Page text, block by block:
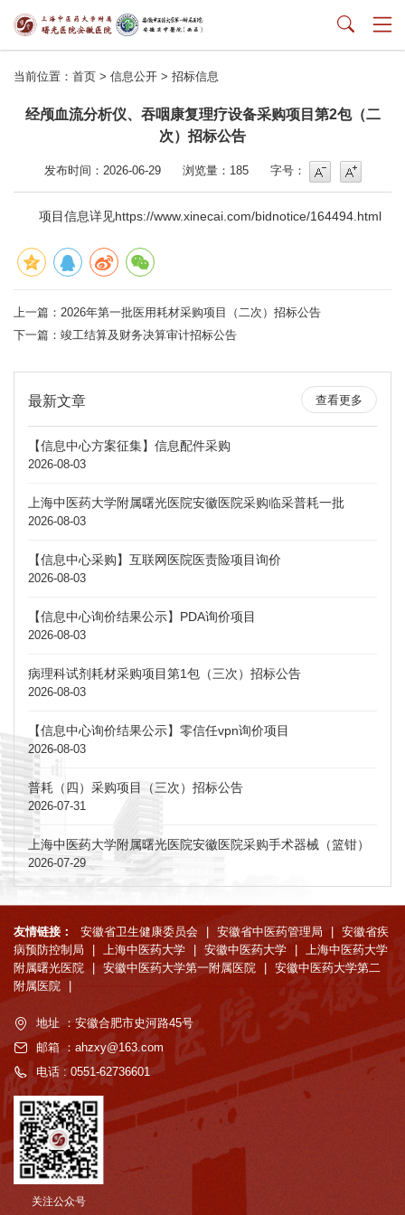
当前位置： 首页 > 信息公开 > 招标信息
经颅血流分析仪、吞咽康复理疗设备采购项目第2包（二
次）招标公告
发布时间：2026-06-29 浏览量： 185 字号：
字号字号增大
项目信息详见https://www.xinecai.com/bidnotice/164494.html
上一篇： 2026年第一批医用耗材采购项目（二次）招标公告
下一篇： 竣工结算及财务决算审计招标公告
最新文章 查看更多
【信息中心方案征集】信息配件采购
2026-08-03
上海中医药大学附属曙光医院安徽医院采购临采普耗一批
2026-08-03
【信息中心采购】互联网医院医责险项目询价
2026-08-03
【信息中心询价结果公示】PDA询价项目
2026-08-03
病理科试剂耗材采购项目第1包（三次）招标公告
2026-08-03
【信息中心询价结果公示】零信任vpn询价项目
2026-08-03
普耗（四）采购项目（三次）招标公告
2026-07-31
上海中医药大学附属曙光医院安徽医院采购手术器械（篮钳）
2026-07-29
友情链接： 安徽省卫生健康委员会 安徽省中医药管理局
安徽省疾
病预防控制局
上海中医药大学 安徽中医药大学
上海中医药大学
附属曙光医院
安徽中医药大学第一附属医院
安徽中医药大学第二
附属医院
地址 ：安徽合肥市史河路45号
邮箱 ：ahzxy@163.com
电话 : 0551-62736601
关注公众号